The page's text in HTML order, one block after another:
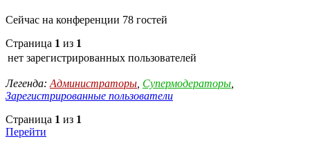
Сейчас на конференции 78 гостей
Страница 1 из 1
нет зарегистрированных пользователей
Легенда: Администраторы Супермодераторы
Зарегистрированные пользователи
Страница 1 из 1
Перейти